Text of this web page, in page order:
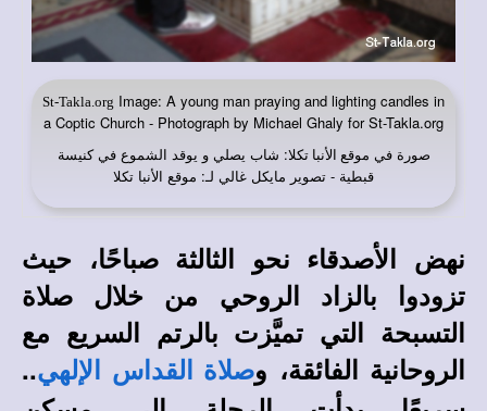
St-Takla.org Image: A young man praying and lighting candles in
a Coptic Church - Photograph by Michael Ghaly for St-Takla.org
صورة في موقع الأنبا تكلا: شاب يصلي و يوقد الشموع في كنيسة
قبطية - تصوير مايكل غالي لـ: موقع الأنبا تكلا
نهض الأصدقاء نحو الثالثة صباحًا، حيث
تزودوا بالزاد الروحي من خلال صلاة
التسبحة التي تميَّزت بالرتم السريع مع
الروحانية الفائقة، وصلاة القداس الإلهي..